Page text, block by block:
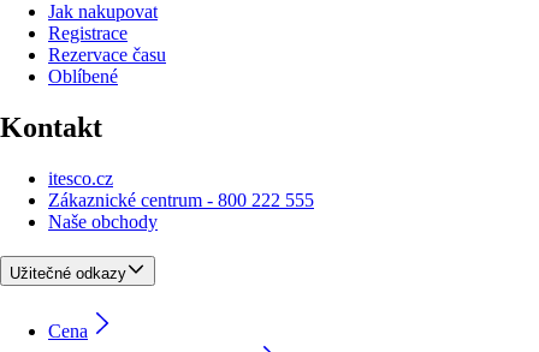
Jak nakupovat
Registrace
Rezervace času
Oblíbené
Kontakt
itesco.cz
Zákaznické centrum - 800 222 555
Naše obchody
Užitečné odkazy
Cena